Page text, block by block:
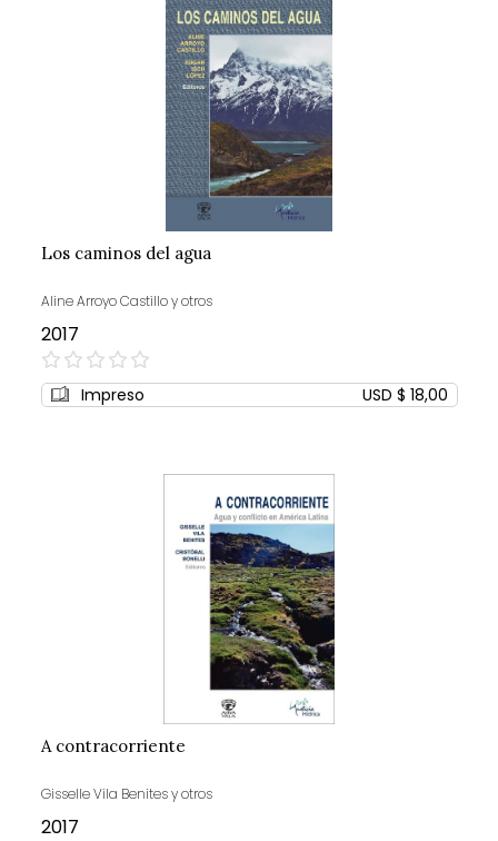
Los caminos del agua
Aline Arroyo Castillo y otros
2017
0%
Impreso USD $ 18,00
A contracorriente
Gisselle Vila Benites y otros
2017